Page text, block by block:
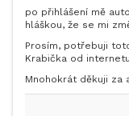
po přihlášení mě
hláškou, že se mi
Prosím, potřebuji
Krabička od
Mnohokrát děkuji za